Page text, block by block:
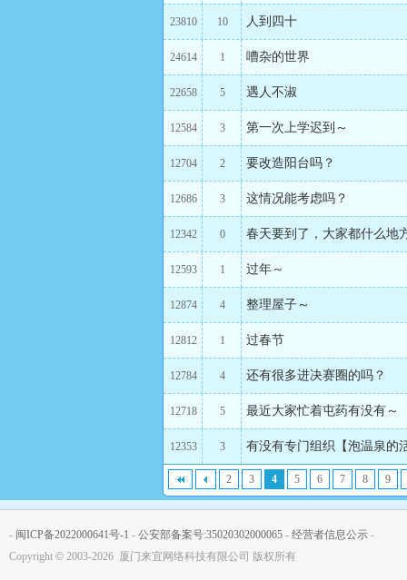
23810 10 人到四十
24614 1 嘈杂的世界
22658 5 遇人不淑
12584 3 第一次上学迟到～
12704 2 要改造阳台吗？
12686 3 这情况能考虑吗？
12342 0 春天要到了，大家都什么地
12593 1 过年～
12874 4 整理屋子～
12812 1 过春节
12784 4 还有很多进决赛圈的吗？
12718 5 最近大家忙着屯药有没有～
12353 3 有没有专门组织【泡温泉的
2 3 4 5 6 7 8 9
- 闽ICP备2022000641号-1 - 公安部备案号:35020302000065 - 经营者信息公示 -
Copyright © 2003-2026 厦门来宜网络科技有限公司 版权所有